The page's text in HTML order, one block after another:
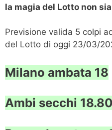
la magia del Lotto non
Previsione valida 5 colpi
del Lotto di oggi 23/03/
Milano ambata 18
Ambi secchi